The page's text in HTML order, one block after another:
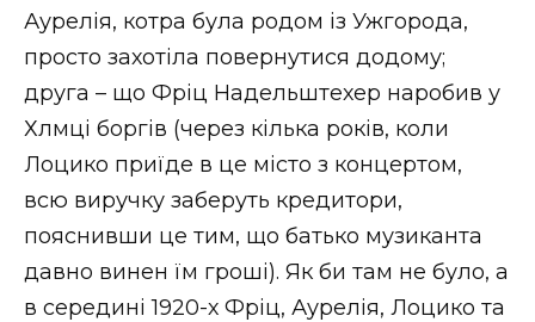
Аурелія, котра була родом із Ужгорода,
просто захотіла повернутися додому;
друга – що Фріц Надельштехер наробив у
Хлмці боргів (через кілька років, коли
Лоцико приїде в це місто з концертом,
всю виручку заберуть кредитори,
пояснивши це тим, що батько музиканта
давно винен їм гроші). Як би там не було, а
в середині 1920-х Фріц, Аурелія, Лоцико та